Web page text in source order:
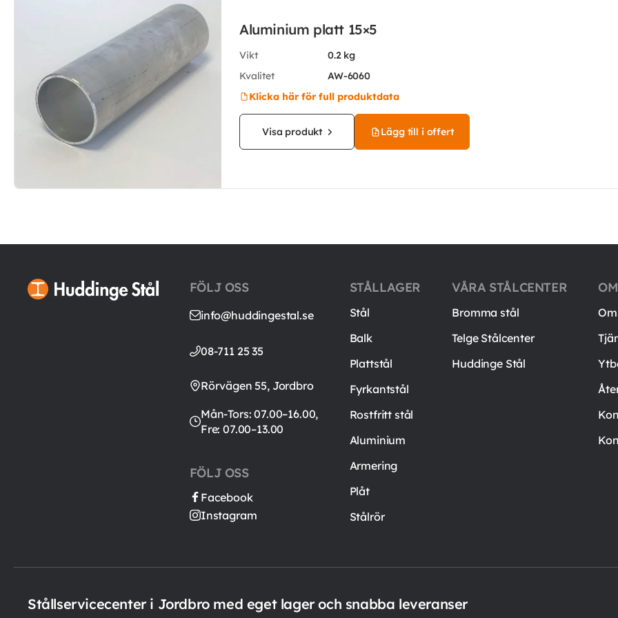
Aluminium platt 15×5
Vikt
0.2 kg
Kvalitet
AW-6060
Klicka här för full produktdata
Visa produkt Lägg till i offert
FÖLJ OSS
info@huddingestal.se
08-711 25 35
Rörvägen 55, Jordbro
Mån-Tors: 07.00–16.00,
Fre: 07.00–13.00
FÖLJ OSS
Facebook
Instagram
STÅLLAGER
Stål
Balk
Plattstål
Fyrkantstål
Rostfritt stål
Aluminium
Armering
Plåt
Stålrör
VÅRA STÅLCENTER
Bromma stål
Telge Stålcenter
Huddinge Stål
Stållservicecenter i Jordbro med eget lager och snabba leveranser